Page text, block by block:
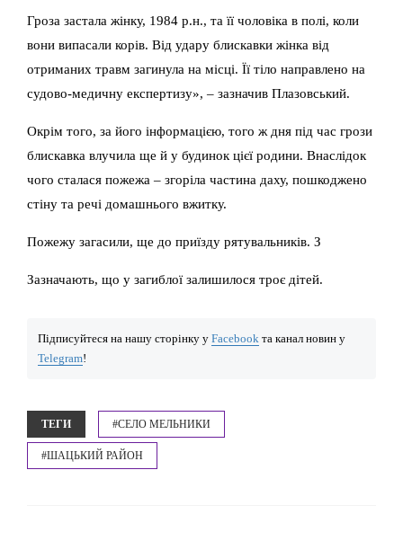
Гроза застала жінку, 1984 р.н., та її чоловіка в полі, коли
вони випасали корів. Від удару блискавки жінка від
отриманих травм загинула на місці. Її тіло направлено на
судово-медичну експертизу», – зазначив Плазовський.
Окрім того, за його інформацією, того ж дня під час грози
блискавка влучила ще й у будинок цієї родини. Внаслідок
чого сталася пожежа – згоріла частина даху, пошкоджено
стіну та речі домашнього вжитку.
Пожежу загасили, ще до приїзду рятувальників. З
Зазначають, що у загиблої залишилося троє дітей.
Підписуйтеся на нашу сторінку у Facebook та канал новин у
Telegram!
ТЕГИ #СЕЛО МЕЛЬНИКИ
#ШАЦЬКИЙ РАЙОН